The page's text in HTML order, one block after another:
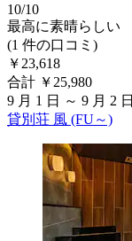
10/10
最高に素晴らしい
(1 件の口コミ)
￥23,618
合計 ￥25,980
9 月 1 日 ～ 9 月 2 日
貸別荘 風 (FU～)